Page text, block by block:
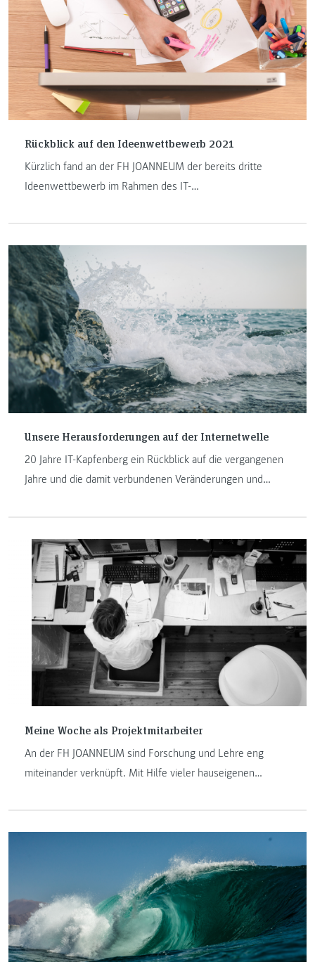
Rückblick auf den Ideenwettbewerb 2021
Kürzlich fand an der FH JOANNEUM der bereits dritte
Ideenwettbewerb im Rahmen des IT-
fortgeschrittenen Stunde, der Wettbewerb fand von 19 Uhr
bis 22 Uhr statt, kein Nachteil war.
Unsere Herausforderungen auf der Internetwelle
20 Jahre IT-Kapfenberg ein Rückblick auf die vergangenen
Jahre und die damit verbundenen Veränderungen und
Geburtsstunde der IT-Studiengänge am Institut und
erzählen in ihrem Beitrag mehr darüber.
Meine Woche als Projektmitarbeiter
An der FH JOANNEUM sind Forschung und Lehre eng
miteinander verknüpft. Mit Hilfe vieler hauseigenen
die Studierenden der Hochschule weitergegeben.